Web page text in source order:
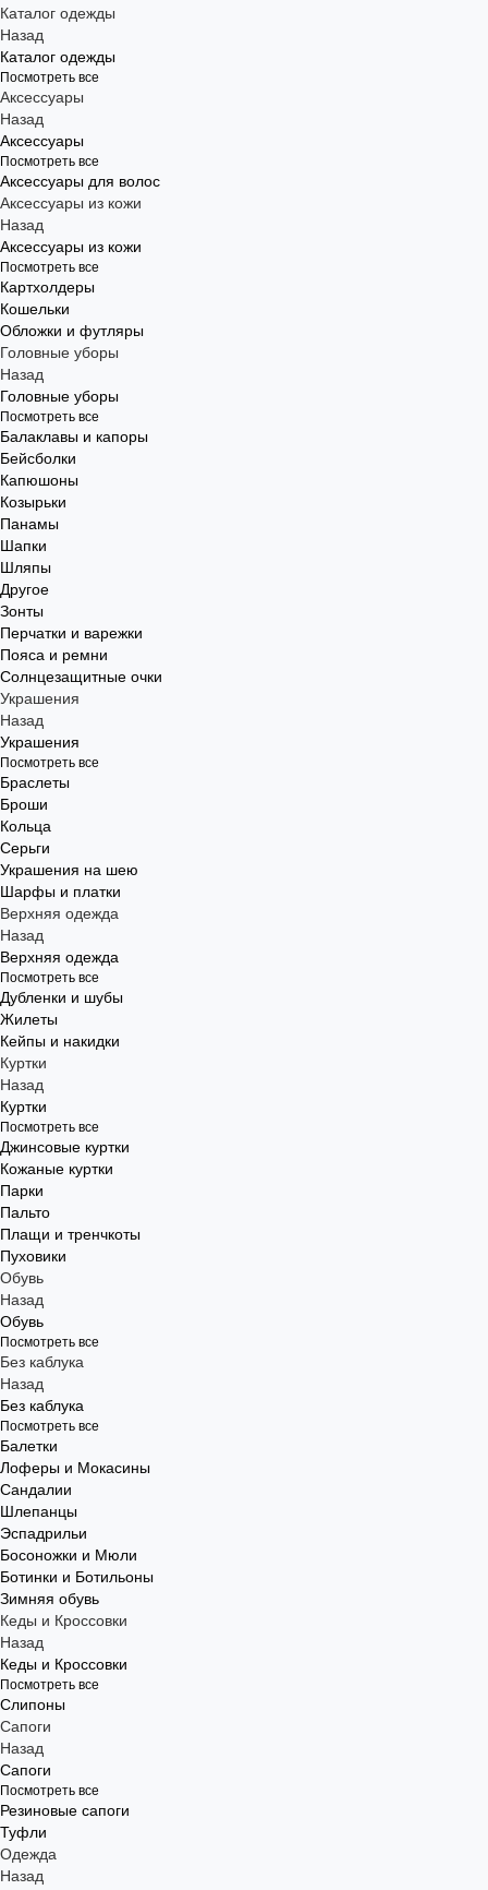
Каталог одежды
Назад
Каталог одежды
Посмотреть все
Аксессуары
Назад
Аксессуары
Посмотреть все
Аксессуары для волос
Аксессуары из кожи
Назад
Аксессуары из кожи
Посмотреть все
Картхолдеры
Кошельки
Обложки и футляры
Головные уборы
Назад
Головные уборы
Посмотреть все
Балаклавы и капоры
Бейсболки
Капюшоны
Козырьки
Панамы
Шапки
Шляпы
Другое
Зонты
Перчатки и варежки
Пояса и ремни
Солнцезащитные очки
Украшения
Назад
Украшения
Посмотреть все
Браслеты
Броши
Кольца
Серьги
Украшения на шею
Шарфы и платки
Верхняя одежда
Назад
Верхняя одежда
Посмотреть все
Дубленки и шубы
Жилеты
Кейпы и накидки
Куртки
Назад
Куртки
Посмотреть все
Джинсовые куртки
Кожаные куртки
Парки
Пальто
Плащи и тренчкоты
Пуховики
Обувь
Назад
Обувь
Посмотреть все
Без каблука
Назад
Без каблука
Посмотреть все
Балетки
Лоферы и Мокасины
Сандалии
Шлепанцы
Эспадрильи
Босоножки и Мюли
Ботинки и Ботильоны
Зимняя обувь
Кеды и Кроссовки
Назад
Кеды и Кроссовки
Посмотреть все
Слипоны
Сапоги
Назад
Сапоги
Посмотреть все
Резиновые сапоги
Туфли
Одежда
Назад